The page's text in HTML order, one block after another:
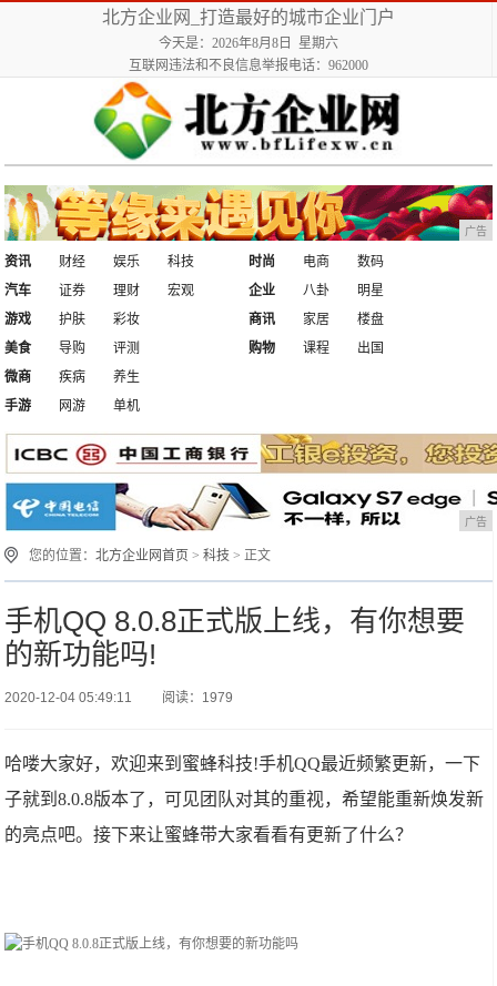
北方企业网_打造最好的城市企业门户
今天是：2026年8月8日 星期六
互联网违法和不良信息举报电话：962000
广告
资讯 财经 娱乐
科技
汽车
证券 理财 宏观
时尚 电商
数码
企业
八卦
明星
游戏
护肤
彩妆
美食
导购 评测
商讯 家居
楼盘
购物
课程
出国
微商
疾病
养生
手游
网游 单机
广告
您的位置：北方企业网首页 >科技 > 正文
手机QQ 8.0.8正式版上线，有你想要
的新功能吗!
2020-12-04 05:49:11 阅读：1979
哈喽大家好，欢迎来到蜜蜂科技!手机QQ最近频繁更新，一下
子就到8.0.8版本了，可见团队对其的重视，希望能重新焕发新
的亮点吧。接下来让蜜蜂带大家看看有更新了什么？